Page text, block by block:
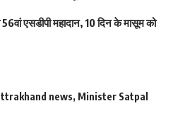
एसडीपी महादान, 10 दिन के मासूम को
news, Minister Satpal